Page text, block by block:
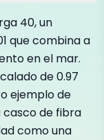
40, un
que combina a
en el mar.
de 0.97
ejemplo de
casco de fibra
como una